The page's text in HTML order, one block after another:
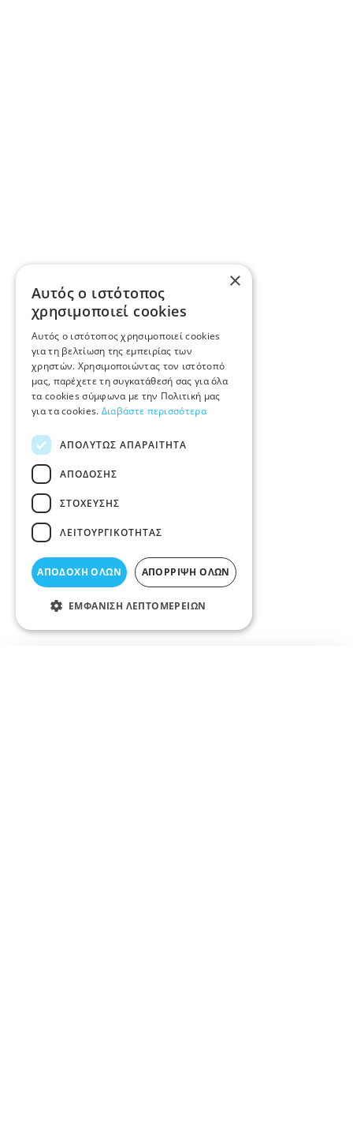
×
Αυτός ο ιστότοπος
χρησιμοποιεί cookies
Αυτός ο ιστότοπος χρησιμοποιεί cookies
για τη βελτίωση της εμπειρίας των
χρηστών. Χρησιμοποιώντας τον ιστότοπό
μας, παρέχετε τη συγκατάθεσή σας για όλα
τα cookies σύμφωνα με την Πολιτική μας
για τα cookies. Διαβάστε περισσότερα
ΑΠΟΛΎΤΩΣ ΑΠΑΡΑΊΤΗΤΑ
ΑΠΌΔΟΣΗΣ
ΣΤΌΧΕΥΣΗΣ
ΛΕΙΤΟΥΡΓΙΚΌΤΗΤΑΣ
ΑΠΟΔΟΧΉ ΌΛΩΝ ΑΠΌΡΡΙΨΗ ΌΛΩΝ
ΕΜΦΆΝΙΣΗ ΛΕΠΤΟΜΕΡΕΙΏΝ